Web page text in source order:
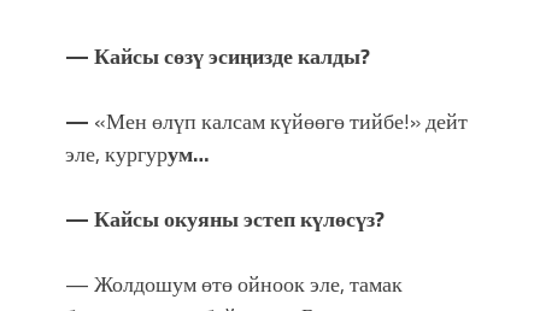
— Кайсы сөзү эсиңизде калды?
— «Мен өлүп калсам күйөөгө тийбе!» дейт
эле, кургурум…
— Кайсы окуяны эстеп күлөсүз?
— Жолдошум өтө ойноок эле, тамак